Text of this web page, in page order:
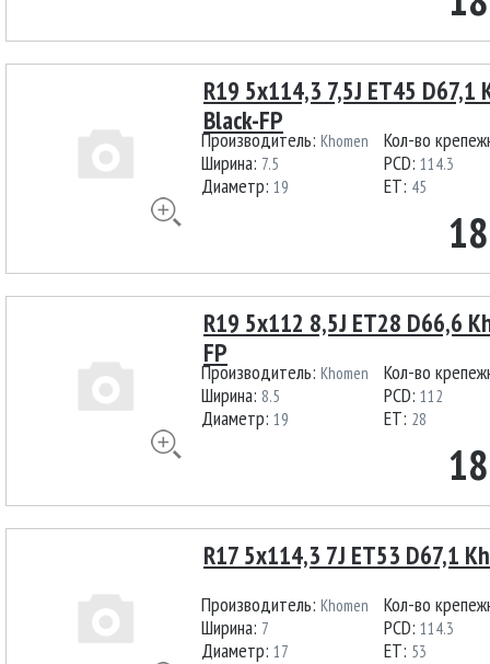
R19 5x114,3 7,5J ET45 D67,1
Black-FP
Производитель: Khomen
Ширина: 7.5
Диаметр: 19
Кол-во
PCD: 114.3
ET: 45
R19 5x112 8,5J ET28 D66,6
FP
Производитель: Khomen
Ширина: 8.5
Диаметр: 19
Кол-во
PCD: 112
ET: 28
R17 5x114,3 7J ET53 D67,1
Производитель: Khomen
Ширина: 7
Диаметр: 17
Кол-во
PCD: 114.3
ET: 53